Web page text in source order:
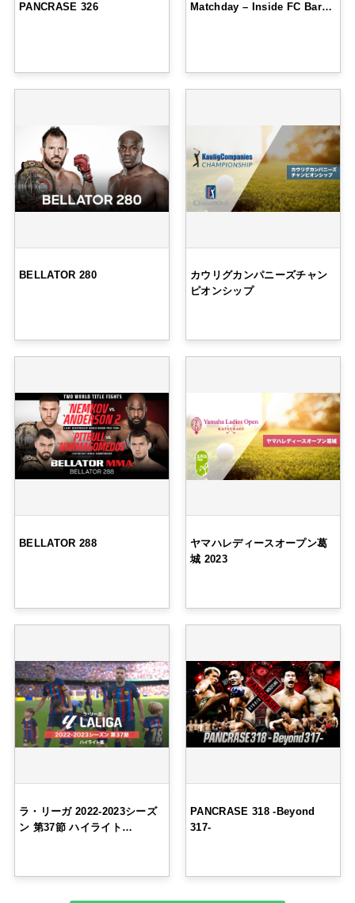
PANCRASE 326 Matchday – Inside FC Bar…
BELLATOR 280
カウリグカンパニーズチャン
ピオンシップ
BELLATOR 288
ヤマハレディースオープン葛
城 2023
ラ・リーガ 2022-2023シーズ
ン 第37節 ハイライト…
PANCRASE 318 -Beyond
317-